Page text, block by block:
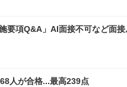
要項Q&A」AI面接不可など面
人が合格...最高239点